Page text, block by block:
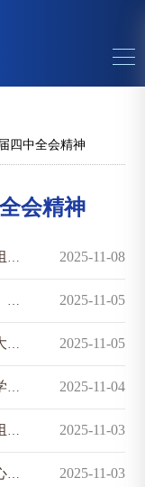
四中全会精神
会精神
2025-11-08
2025-11-05
2025-11-05
2025-11-04
2025-11-03
2025-11-03